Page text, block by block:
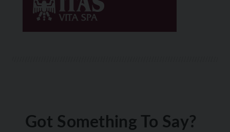
Got Something To Say?